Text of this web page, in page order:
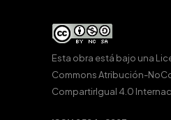
Esta obra está bajo una
Commons Atribución-
CompartirIgual 4.0